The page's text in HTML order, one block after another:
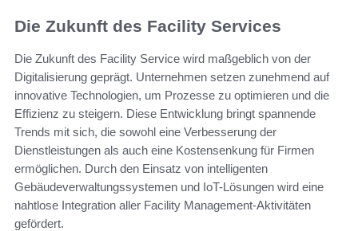
Die Zukunft des Facility Services
Die Zukunft des Facility Service wird maßgeblich von der
Digitalisierung geprägt. Unternehmen setzen zunehmend auf
innovative Technologien, um Prozesse zu optimieren und die
Effizienz zu steigern. Diese Entwicklung bringt spannende
Trends mit sich, die sowohl eine Verbesserung der
Dienstleistungen als auch eine Kostensenkung für Firmen
ermöglichen. Durch den Einsatz von intelligenten
Gebäudeverwaltungssystemen und IoT-Lösungen wird eine
nahtlose Integration aller Facility Management-Aktivitäten
gefördert.